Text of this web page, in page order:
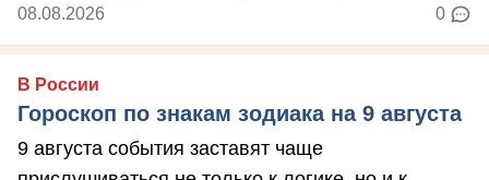
08.08.2026 0
В России
Гороскоп по знакам зодиака на 9 августа
9 августа события заставят чаще